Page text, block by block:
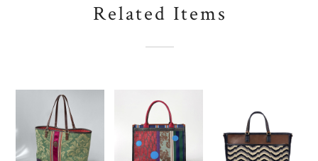
Related Items